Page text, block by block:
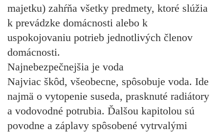
majetku) zahŕňa všetky predmety, ktoré slúžia
k prevádzke domácnosti alebo k
uspokojovaniu potrieb jednotlivých členov
domácnosti.
Najnebezpečnejšia je voda
Najviac škôd, všeobecne, spôsobuje voda. Ide
najmä o vytopenie suseda, prasknuté radiátory
a vodovodné potrubia. Ďalšou kapitolou sú
povodne a záplavy spôsobené vytrvalými